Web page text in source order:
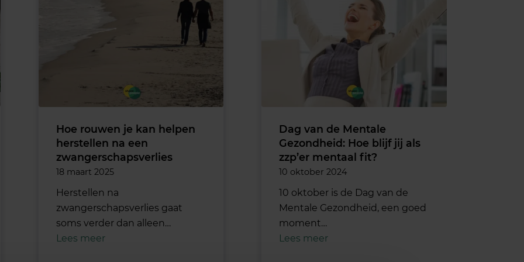
Hoe rouwen je kan helpen
herstellen na een
zwangerschapsverlies
18 maart 2025
Herstellen na
zwangerschapsverlies gaat
soms verder dan alleen…
Lees meer
Dag van de Mentale
Gezondheid: Hoe blijf jij als
zzp’er mentaal fit?
10 oktober 2024
10 oktober is de Dag van de
Mentale Gezondheid, een goed
moment…
Lees meer